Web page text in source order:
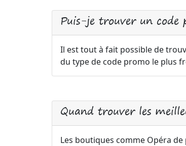
Puis-je trouver un
Il est tout à fait possible de
du type de code promo le plus
Quand trouver les
Les boutiques comme Opéra